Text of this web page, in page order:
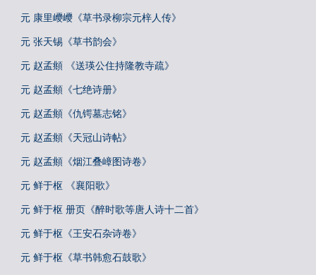
元 康里巎巎《草书录柳宗元梓人传》
元 张天锡《草书韵会》
元 赵孟頫 《送瑛公住持隆教寺疏》
元 赵孟頫《七绝诗册》
元 赵孟頫《仇锷墓志铭》
元 赵孟頫《天冠山诗帖》
元 赵孟頫《烟江叠嶂图诗卷》
元 鲜于枢 《襄阳歌》
元 鲜于枢 册页《醉时歌等唐人诗十二首》
元 鲜于枢《王安石杂诗卷》
元 鲜于枢《草书韩愈石鼓歌》